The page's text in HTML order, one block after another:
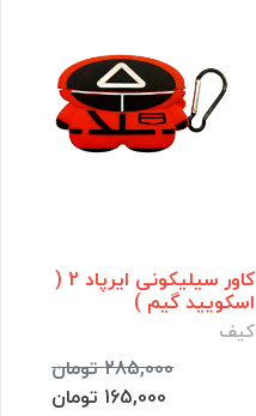
کاور سیلیکونی ایرپاد 2 (
اسکویید گیم )
کیف
285,000 تومان
165,000 تومان